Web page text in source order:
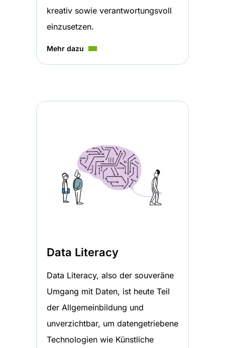
kreativ sowie verantwortungsvoll
einzusetzen.
Mehr dazu
Data Literacy
Data Literacy, also der souveräne
Umgang mit Daten, ist heute Teil
der Allgemeinbildung und
unverzichtbar, um datengetriebene
Technologien wie Künstliche